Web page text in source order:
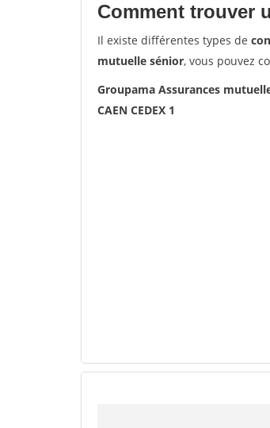
Comment trouver
Il existe différentes types de
mutuelle sénior, vous pouvez
Groupama Assurances
CAEN CEDEX 1